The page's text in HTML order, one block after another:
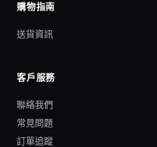
購物指南
送貨資訊
客戶服務
聯絡我們
常見問題
訂單追蹤